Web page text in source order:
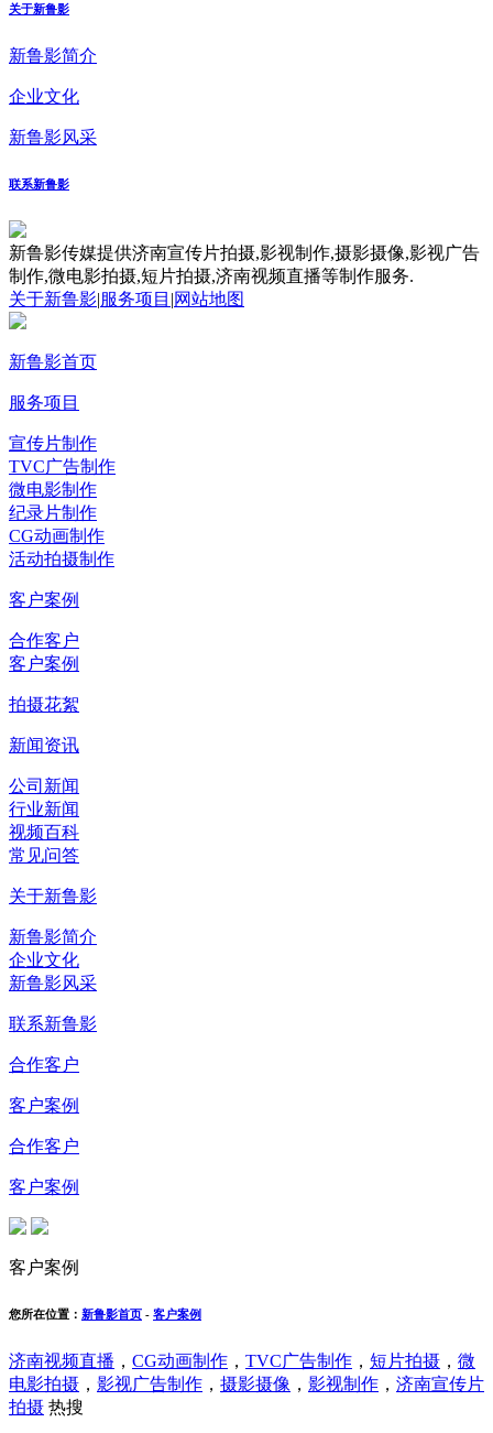
关于新鲁影
新鲁影简介
企业文化
新鲁影风采
联系新鲁影
新鲁影传媒提供济南宣传片拍摄,影视制作,摄影摄像,影视广告
制作,微电影拍摄,短片拍摄,济南视频直播等制作服务.
关于新鲁影|服务项目 |网站地图
新鲁影首页
服务项目
宣传片制作
TVC广告制作
微电影制作
纪录片制作
CG动画制作
活动拍摄制作
客户案例
合作客户
客户案例
拍摄花絮
新闻资讯
公司新闻
行业新闻
视频百科
常见问答
关于新鲁影
新鲁影简介
企业文化
新鲁影风采
联系新鲁影
合作客户
客户案例
合作客户
客户案例
客户案例
您所在位置： 新鲁影首页 - 客户案例
济南视频直播 ， CG动画制作 ， TVC广告制作 ， 短片拍摄 ， 微
电影拍摄 ， 影视广告制作 ， 摄影摄像 ， 影视制作 ， 济南宣传片
拍摄 热搜